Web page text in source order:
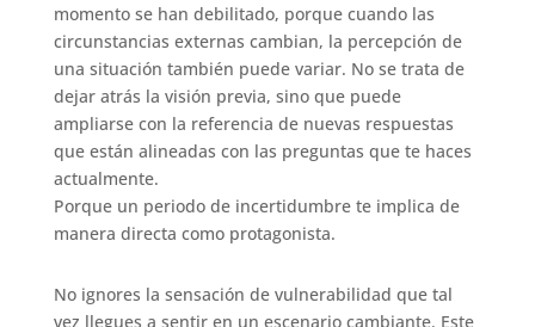
momento se han debilitado, porque cuando las
circunstancias externas cambian, la percepción de
una situación también puede variar. No se trata de
dejar atrás la visión previa, sino que puede
ampliarse con la referencia de nuevas respuestas
que están alineadas con las preguntas que te haces
actualmente.
Porque un periodo de incertidumbre te implica de
manera directa como protagonista.
No ignores la sensación de vulnerabilidad que tal
vez llegues a sentir en un escenario cambiante. Este